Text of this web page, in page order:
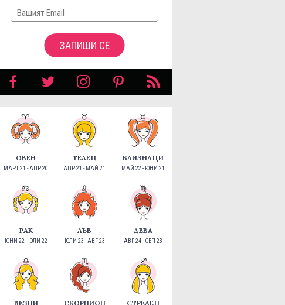
ЗАПИШИ СЕ
ОВЕН
МАРТ 21 - АПР 20
ТЕЛЕЦ
АПР 21 - МАЙ 21
БЛИЗНАЦИ
МАЙ 22 - ЮНИ 21
РАК
ЮНИ 22 - ЮЛИ 22
ЛЪВ
ЮЛИ 23 - АВГ 23
ДЕВА
АВГ 24 - СЕП 23
ВЕЗНИ СКОРПИОН СТРЕЛЕЦ